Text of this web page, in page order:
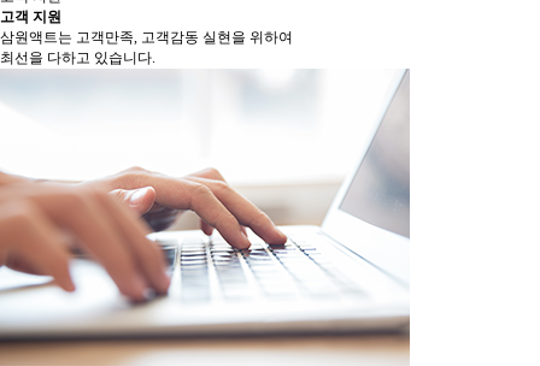
고객 지원
삼원액트는 고객만족, 고객감동 실현을 위하여
최선을 다하고 있습니다.